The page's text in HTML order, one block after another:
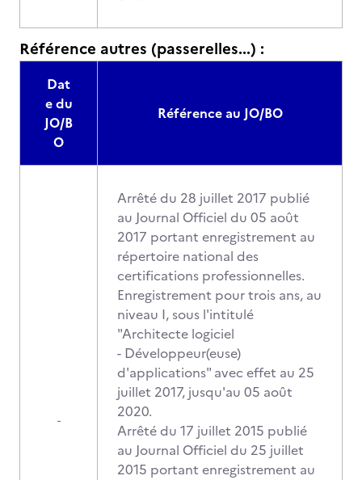
Référence autres (passerelles...) :
Dat
e du
JO/B
O
Référence au JO/BO
-
Arrêté du 28 juillet 2017 publié
au Journal Officiel du 05 août
2017 portant enregistrement au
répertoire national des
certifications professionnelles.
Enregistrement pour trois ans, au
niveau I, sous l'intitulé
"Architecte logiciel
- Développeur(euse)
d'applications" avec effet au 25
juillet 2017, jusqu'au 05 août
2020.
Arrêté du 17 juillet 2015 publié
au Journal Officiel du 25 juillet
2015 portant enregistrement au